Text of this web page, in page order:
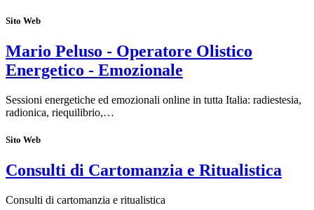
Sito Web
Mario Peluso - Operatore Olistico
Energetico - Emozionale
Sessioni energetiche ed emozionali online in tutta Italia: radiestesia,
radionica, riequilibrio,…
Sito Web
Consulti di Cartomanzia e Ritualistica
Consulti di cartomanzia e ritualistica